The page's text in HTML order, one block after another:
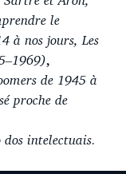
le
à nos jours, Les
,
de 1945 à
proche de
dos intelectuais.